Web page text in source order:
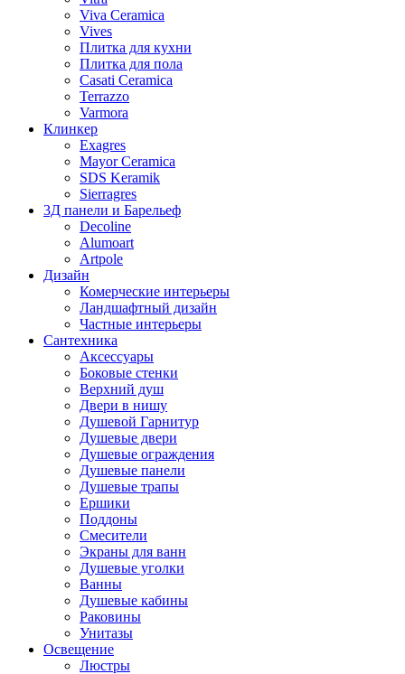
Viva Ceramica
Vives
Плитка для кухни
Плитка для пола
Casati Ceramica
Terrazzo
Varmora
Клинкер
Exagres
Mayor Ceramica
SDS Keramik
Sierragres
3Д панели и Барельеф
Decoline
Alumoart
Artpole
Дизайн
Комерческие интерьеры
Ландшафтный дизайн
Частные интерьеры
Сантехника
Аксессуары
Боковые стенки
Верхний душ
Двери в нишу
Душевой Гарнитур
Душевые двери
Душевые ограждения
Душевые панели
Душевые трапы
Ершики
Поддоны
Смесители
Экраны для ванн
Душевые уголки
Ванны
Душевые кабины
Раковины
Унитазы
Освещение
Люстры